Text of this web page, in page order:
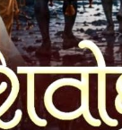
के साथ ही
अब तक उन्है
पर करोड़ों रुपया
द्वारा भेदभाव
पूर्ण भुगतान होना